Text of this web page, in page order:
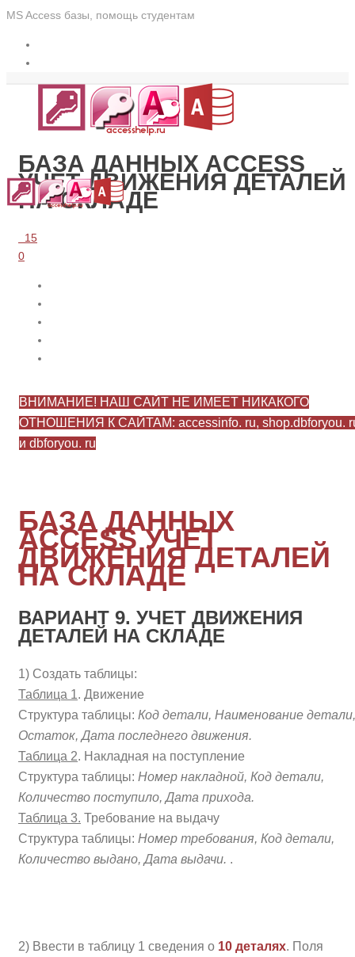
MS Access базы, помощь студентам
БАЗА ДАННЫХ ACCESS
УЧЕТ ДВИЖЕНИЯ ДЕТАЛЕЙ
НА СКЛАДЕ
15
0
ВНИМАНИЕ! НАШ САЙТ НЕ ИМЕЕТ НИКАКОГО
ОТНОШЕНИЯ К САЙТАМ: accessinfo. ru, shop.dbforyou.
и dbforyou. ru
БАЗА ДАННЫХ
ACCESS УЧЕТ
ДВИЖЕНИЯ ДЕТАЛЕЙ
НА СКЛАДЕ
ВАРИАНТ 9. УЧЕТ ДВИЖЕНИЯ
ДЕТАЛЕЙ НА СКЛАДЕ
1) Создать таблицы:
Таблица 1. Движение
Структура таблицы: Код детали, Наименование детали,
Остаток, Дата последнего движения.
Таблица 2. Накладная на поступление
Структура таблицы: Номер накладной, Код детали,
Количество поступило, Дата прихода.
Таблица 3. Требование на выдачу
Структура таблицы: Номер требования, Код детали,
Количество выдано, Дата выдачи. .
2) Ввести в таблицу 1 сведения о 10 деталях. Поля